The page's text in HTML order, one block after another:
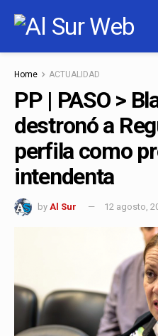
Home ACTUALIDAD
PP | PASO >
destronó a
perfila como
intendenta
by Al Sur 12 agosto,